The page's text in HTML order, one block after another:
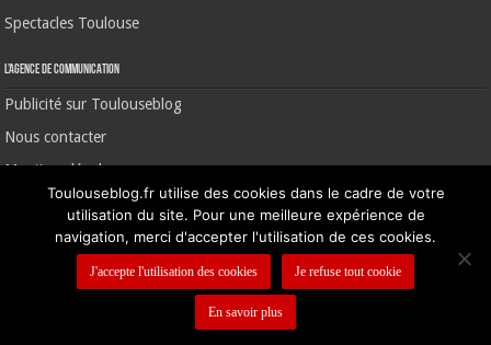
Spectacles Toulouse
L’agence de communication
Publicité sur Toulouseblog
Nous contacter
Mentions légales
©2006-2026 Toulouse Blog | CNIL N° 1391640
Nous contacter Mentions légales
Toulouseblog.fr utilise des cookies dans le cadre de votre
utilisation du site. Pour une meilleure expérience de
navigation, merci d'accepter l'utilisation de ces cookies.
J'accepte l'utilisation des cookies Je refuse tout cookie
En savoir plus